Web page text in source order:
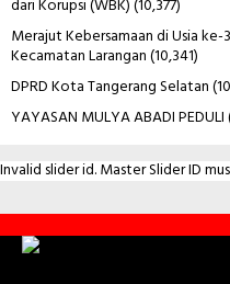
dari Korupsi (WBK)(10,377)
Merajut Kebersamaan di Usia
Kecamatan Larangan(10,341)
DPRD Kota Tangerang Selatan
YAYASAN MULYA ABADI PEDULI
Invalid slider id. Master Slider ID
Contact
Us